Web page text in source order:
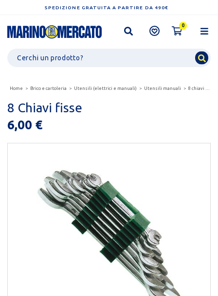
SPEDIZIONE GRATUITA A PARTIRE DA 490€
0
Home Brico e cartoleria Utensili (elettrici e manuali) Utensili manuali 8 chiavi fisse
8 Chiavi fisse
6,00 €